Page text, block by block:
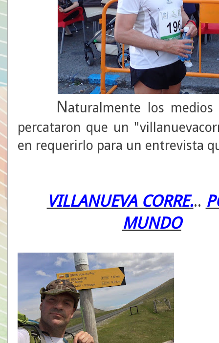
Naturalmente los
percataron que un
en requerirlo para un entrevista
VILLANUEVA CORRE...
MUNDO